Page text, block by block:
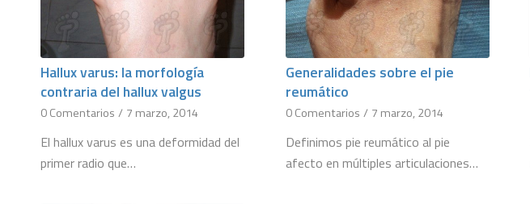
Hallux varus: la morfología
contraria del hallux valgus
0 Comentarios / 7 marzo, 2014
El hallux varus es una deformidad del
primer radio que…
Generalidades sobre el pie
reumático
0 Comentarios / 7 marzo, 2014
Definimos pie reumático al pie
afecto en múltiples articulaciones…